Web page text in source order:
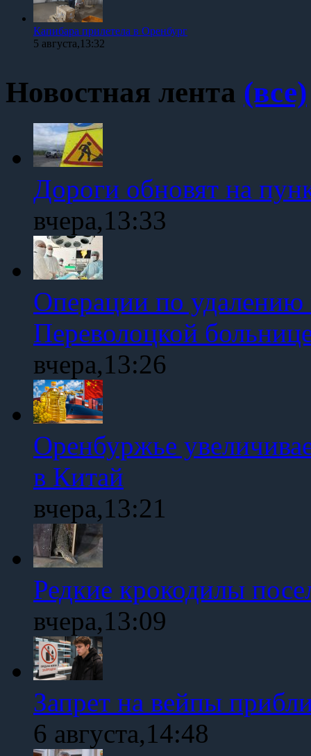
Капибара прилетела в Оренбург
5 августа,13:32
Новостная лента (все)
Дороги обновят на
вчера,13:33
Операции по удалению
Переволоцкой
вчера,13:26
Оренбуржье
в Китай
вчера,13:21
Редкие крокодилы
вчера,13:09
Запрет на вейпы
6 августа,14:48